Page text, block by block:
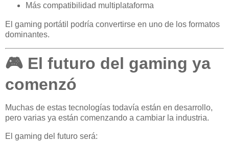
Más compatibilidad multiplataforma
El gaming portátil podría convertirse en uno de los formatos
dominantes.
🎮 El futuro del gaming ya
comenzó
Muchas de estas tecnologías todavía están en desarrollo,
pero varias ya están comenzando a cambiar la industria.
El gaming del futuro será: